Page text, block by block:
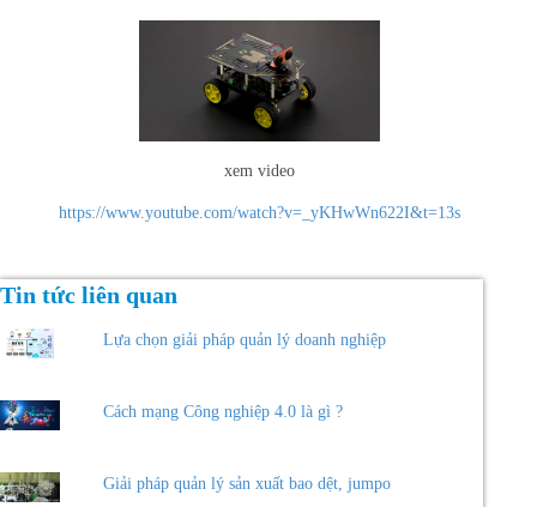
xem video
https://www.youtube.com/watch?v=_yKHwWn622I&t=13s
Tin tức liên quan
Lựa chọn giải pháp quản lý doanh nghiệp
Cách mạng Công nghiệp 4.0 là gì ?
Giải pháp quản lý sản xuất bao dệt, jumpo